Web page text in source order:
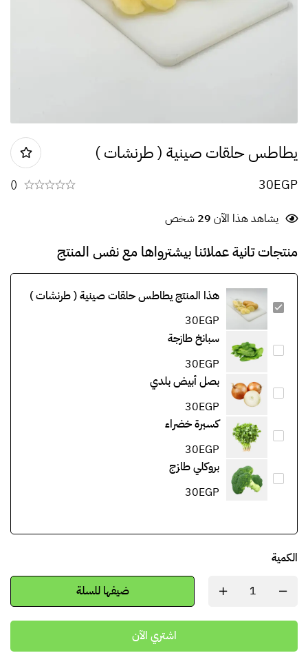
يطاطس حلقات صينية ( طرنشات )
30EGP
()
يشاهد هذا الآن 29 شخص
منتجات تانية عملائنا بيشترواها مع نفس المنتج
هذا المنتجيطاطس حلقات صينية ( طرنشات )
30EGP
سبانخ طازجة
30EGP
بصل أبيض بلدي
30EGP
كسبرة خضراء
30EGP
بروكلي طازج
30EGP
الكمية
ضيفها للسلة
اشتري الآن